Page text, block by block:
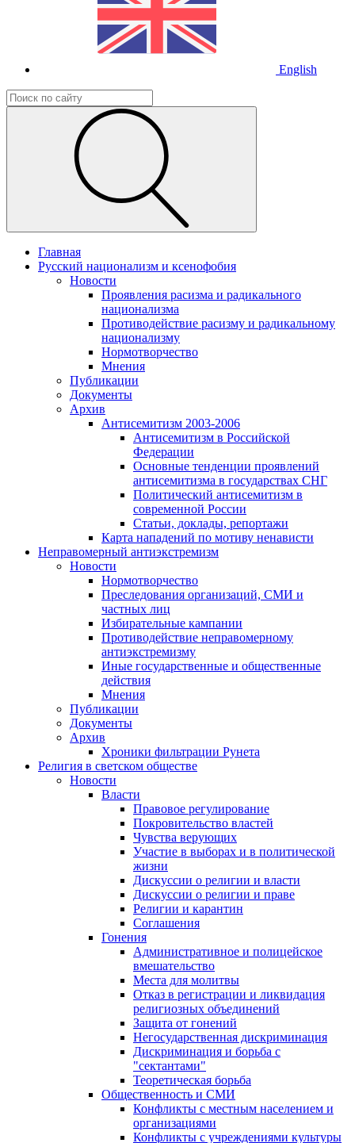
English
Главная
Русский национализм и ксенофобия
Новости
Проявления расизма и радикального
национализма
Противодействие расизму и радикальному
национализму
Нормотворчество
Мнения
Публикации
Документы
Архив
Антисемитизм 2003-2006
Антисемитизм в Российской
Федерации
Основные тенденции проявлений
антисемитизма в государствах СНГ
Политический антисемитизм в
современной России
Статьи, доклады, репортажи
Карта нападений по мотиву ненависти
Неправомерный антиэкстремизм
Новости
Нормотворчество
Преследования организаций, СМИ и
частных лиц
Избирательные кампании
Противодействие неправомерному
антиэкстремизму
Иные государственные и общественные
действия
Мнения
Публикации
Документы
Архив
Хроники фильтрации Рунета
Религия в светском обществе
Новости
Власти
Правовое регулирование
Покровительство властей
Чувства верующих
Участие в выборах и в политической
жизни
Дискуссии о религии и власти
Дискуссии о религии и праве
Религии и карантин
Соглашения
Гонения
Административное и полицейское
вмешательство
Места для молитвы
Отказ в регистрации и ликвидация
религиозных объединений
Защита от гонений
Негосударственная дискриминация
Дискриминация и борьба с
"сектантами"
Теоретическая борьба
Общественность и СМИ
Конфликты с местным населением и
организациями
Конфликты с учреждениями культуры